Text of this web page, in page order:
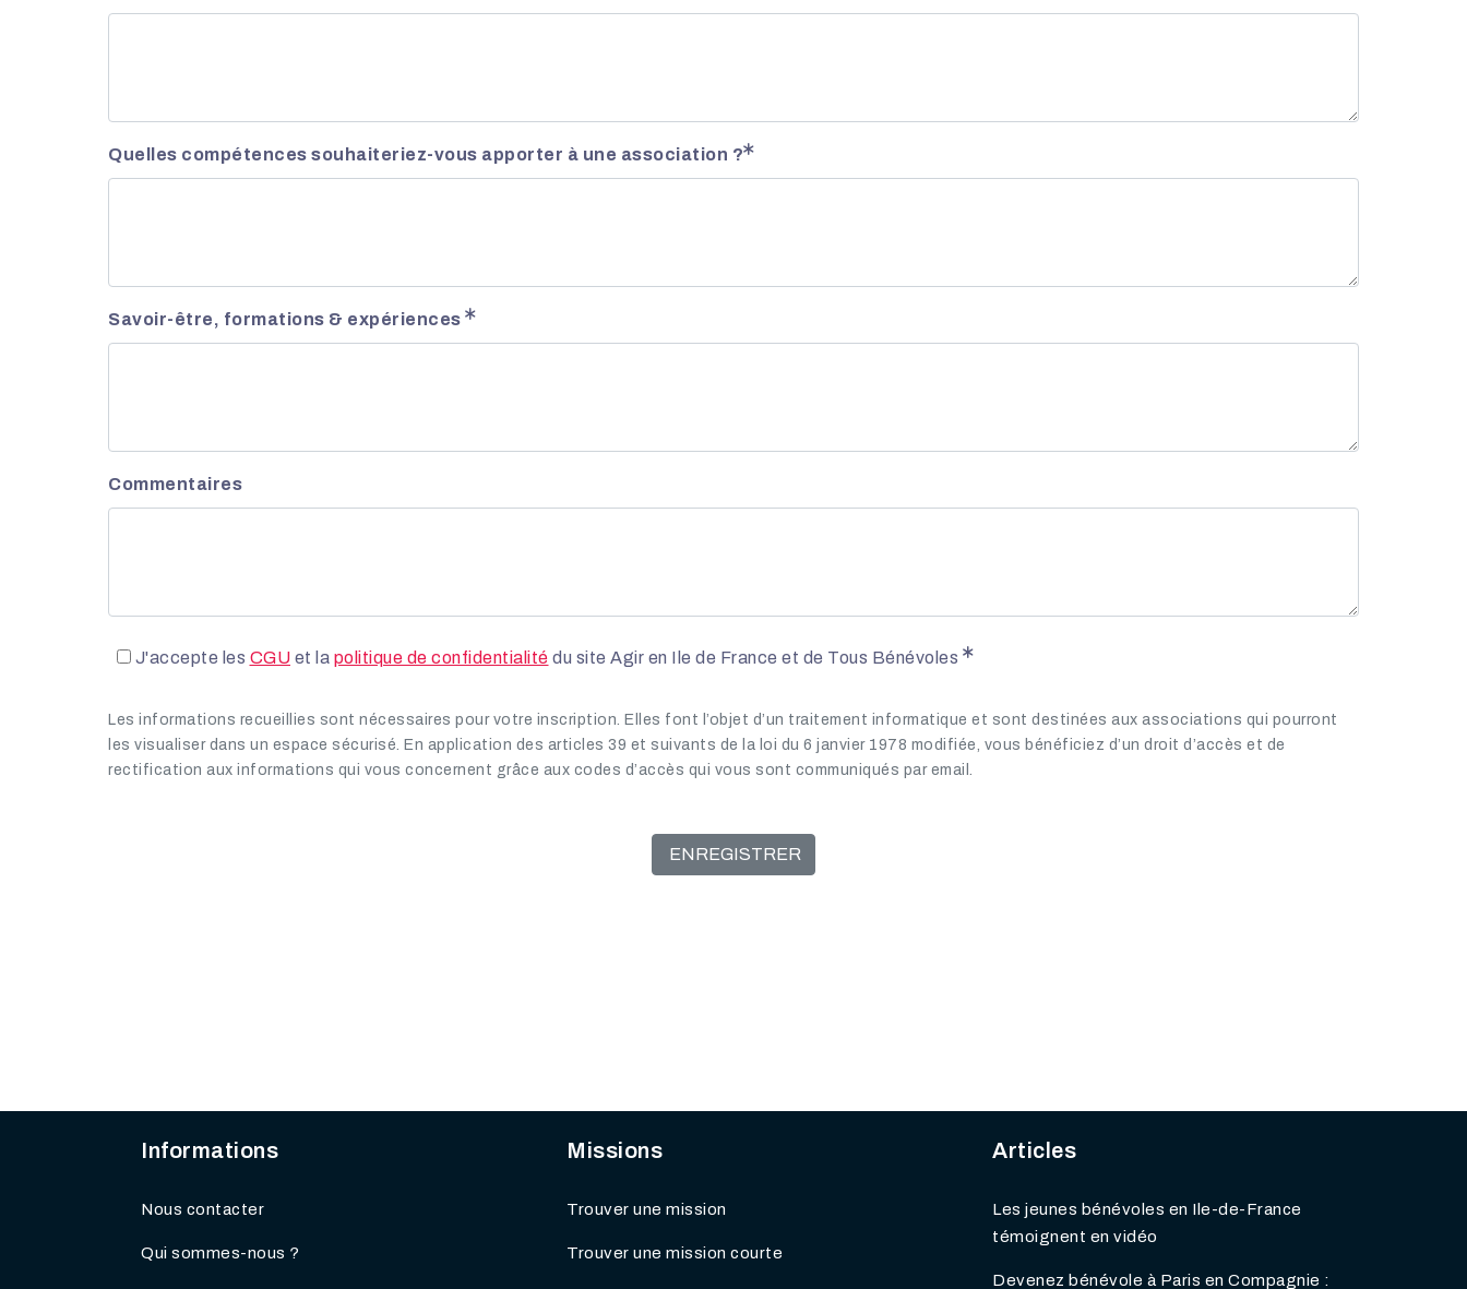
Quelles compétences souhaiteriez-vous apporter à une association ?
Savoir-être, formations & expériences
Commentaires
J'accepte les CGU et la politique de confidentialité du site Agir en Ile de France et de Tous Bénévoles
Les informations recueillies sont nécessaires pour votre inscription. Elles font l’objet d’un traitement informatique et sont destinées aux associations qui pourront
les visualiser dans un espace sécurisé. En application des articles 39 et suivants de la loi du 6 janvier 1978 modifiée, vous bénéficiez d’un droit d’accès et de
rectification aux informations qui vous concernent grâce aux codes d’accès qui vous sont communiqués par email.
ENREGISTRER
Informations
Nous contacter
Qui sommes-nous ?
Missions
Trouver une mission
Trouver une mission courte
Articles
Les jeunes bénévoles en Ile-de-France
témoignent en vidéo
Devenez bénévole à Paris en Compagnie :